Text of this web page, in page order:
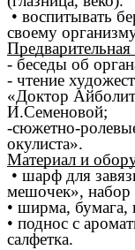
• воспитывать
своему
Предварительная
- беседы об
- чтение
«Доктор
И.Семеновой;
-сюжетно-
окулиста».
Материал и
• шарф для
мешочек», набор
• ширма, бумага,
• поднос с
салфетка.